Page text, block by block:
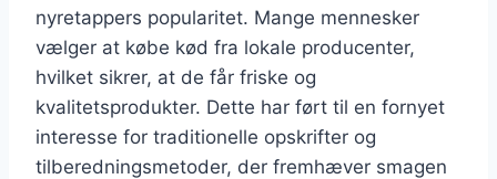
nyretappers popularitet. Mange mennesker
vælger at købe kød fra lokale producenter,
hvilket sikrer, at de får friske og
kvalitetsprodukter. Dette har ført til en fornyet
interesse for traditionelle opskrifter og
tilberedningsmetoder, der fremhæver smagen